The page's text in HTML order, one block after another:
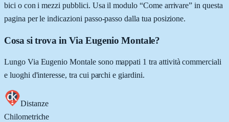
bici o con i mezzi pubblici. Usa il modulo “Come arrivare” in questa
pagina per le indicazioni passo-passo dalla tua posizione.
Cosa si trova in Via Eugenio Montale?
Lungo Via Eugenio Montale sono mappati 1 tra attività commerciali
e luoghi d'interesse, tra cui parchi e giardini.
Distanze
Chilometriche